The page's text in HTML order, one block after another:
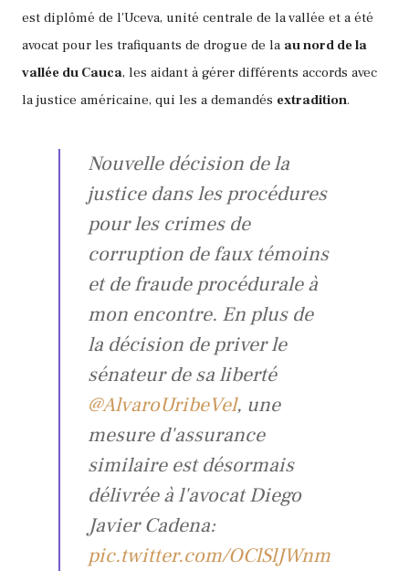
est diplômé de l'Uceva, unité centrale de la vallée et a été
avocat pour les trafiquants de drogue de la au nord de la
vallée du Cauca, les aidant à gérer différents accords avec
la justice américaine, qui les a demandés extradition.
Nouvelle décision de la
justice dans les procédures
pour les crimes de
corruption de faux témoins
et de fraude procédurale à
mon encontre. En plus de
la décision de priver le
sénateur de sa liberté
@AlvaroUribeVel, une
mesure d'assurance
similaire est désormais
délivrée à l'avocat Diego
Javier Cadena:
pic.twitter.com/OClSlJWnm